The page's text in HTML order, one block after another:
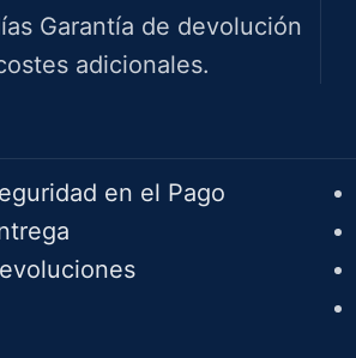
Garantía de devolución
adicionales.
en el Pago